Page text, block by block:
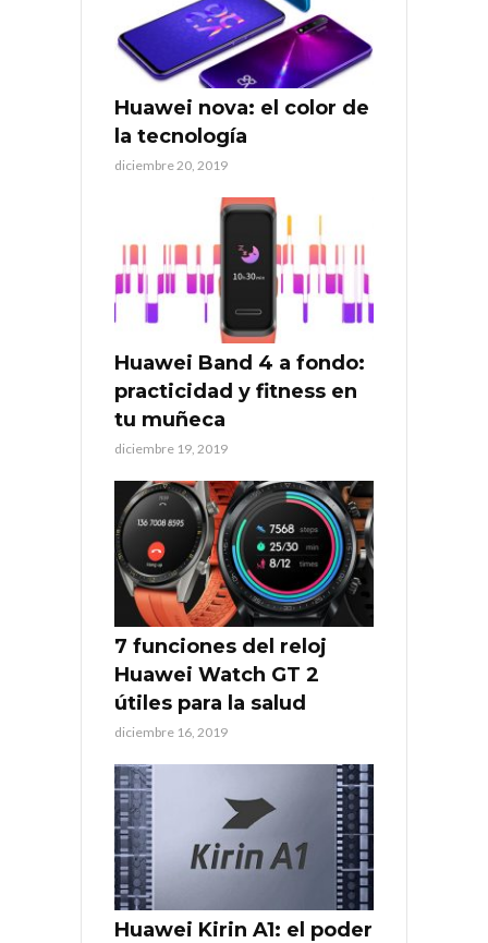
Huawei nova: el color de
la tecnología
diciembre 20, 2019
Huawei Band 4 a fondo:
practicidad y fitness en
tu muñeca
diciembre 19, 2019
7 funciones del reloj
Huawei Watch GT 2
útiles para la salud
diciembre 16, 2019
Huawei Kirin A1: el poder